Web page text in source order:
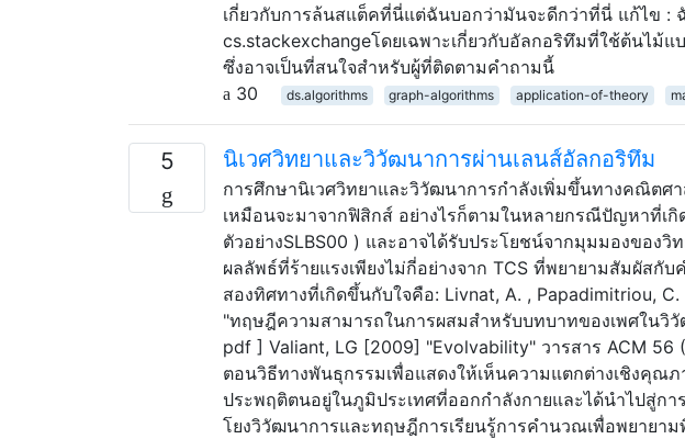
เกี่ยวกับการล้นสแต็คที่นี่แต่ฉันบอกว่ามันจะดีกว่าที่นี่ แก้ไข :
cs.stackexchangeโดยเฉพาะเกี่ยวกับอัลกอริทึมที่ใช้ต้นไม้
ซึ่งอาจเป็นที่สนใจสำหรับผู้ที่ติดตามคำถามนี้
30
ds.algorithms graph-algorithms application-of-theory
5 นิเวศวิทยาและวิวัฒนาการผ่านเลนส์อัลกอริทึม
การศึกษานิเวศวิทยาและวิวัฒนาการกำลังเพิ่มขึ้นทางคณิต
เหมือนจะมาจากฟิสิกส์ อย่างไรก็ตามในหลายกรณีปัญหาที่เ
ตัวอย่างSLBS00 ) และอาจได้รับประโยชน์จากมุมมองของ
ผลลัพธ์ที่ร้ายแรงเพียงไม่กี่อย่างจาก TCS ที่พยายามสัมผัสกั
สองทิศทางที่เกิดขึ้นกับใจคือ: Livnat, A. , Papadimitriou,
"ทฤษฎีความสามารถในการผสมสำหรับบทบาทของเพศในวิ
pdf ] Valiant, LG [2009] "Evolvability" วารสาร ACM
ตอนวิธีทางพันธุกรรมเพื่อแสดงให้เห็นความแตกต่างเชิงคุณ
ประพฤติตนอยู่ในภูมิประเทศที่ออกกำลังกายและได้นำไปสู่ก
โยงวิวัฒนาการและทฤษฎีการเรียนรู้การคำนวณเพื่อพยายา